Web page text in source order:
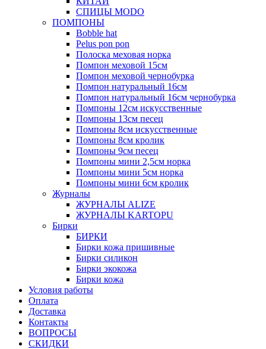
СПИЦЫ MODO
ПОМПОНЫ
Bobble hat
Pelus pon pon
Полоска меховая норка
Помпон меховой 15см
Помпон меховой чернобурка
Помпон натуральный 16см
Помпон натуральный 16см чернобурка
Помпоны 12см искусственные
Помпоны 13см песец
Помпоны 8см искусственные
Помпоны 8см кролик
Помпоны 9см песец
Помпоны мини 2,5см норка
Помпоны мини 5см норка
Помпоны мини 6см кролик
Журналы
ЖУРНАЛЫ ALIZE
ЖУРНАЛЫ KARTOPU
Бирки
БИРКИ
Бирки кожа пришивные
Бирки силикон
Бирки экокожа
Бирки кожа
Условия работы
Оплата
Доставка
Контакты
ВОПРОСЫ
СКИДКИ